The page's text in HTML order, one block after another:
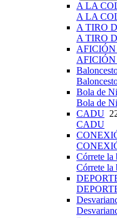
A LA
A LA
A TIRO
A TIRO
Bola de
Bola de
CADU
CADU
Córrete la
Córrete la